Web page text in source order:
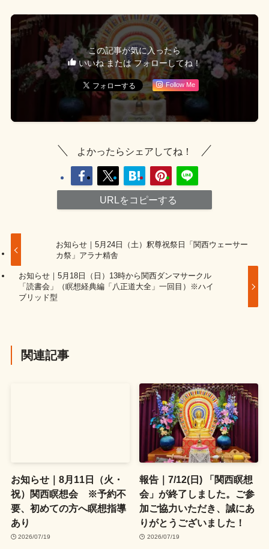
この記事が気に入ったら
いいね または フォローしてね！
Follow Me
よかったらシェアしてね！
URLをコピーする
お知らせ｜5月24日（土）釈尊祝祭日「関西ウェーサー
カ祭」アラナ精舎
お知らせ｜5月18日（日）13時から関西ダンマサークル
「読書会」（瞑想経典編「八正道大全」一回目）※ハイ
ブリッド型
関連記事
お知らせ｜8月11日（火・
祝）関西瞑想会 ※予約不
要、初めての方へ瞑想指導
あり
2026/07/19
報告｜7/12(日) 「関西瞑想
会」が終了しました。ご参
加ご協力いただき、誠にあ
りがとうございました！
2026/07/19